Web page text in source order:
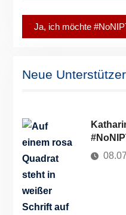
Ja, ich möchte
Neue